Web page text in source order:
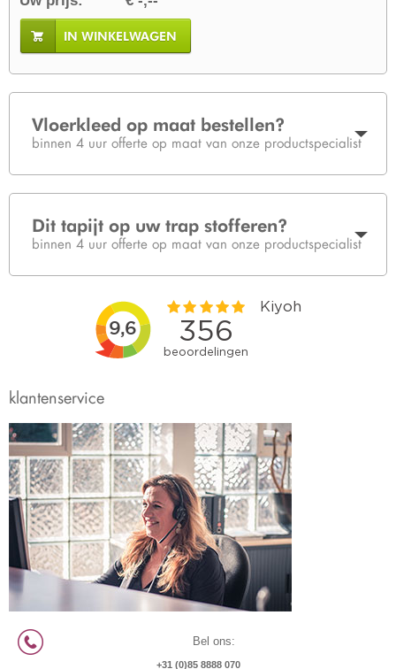
IN WINKELWAGEN
Vloerkleed op maat bestellen?
binnen 4 uur offerte op maat van onze productspecialist
Dit tapijt op uw trap stofferen?
binnen 4 uur offerte op maat van onze productspecialist
klantenservice
Bel ons:
+31 (0)85 8888 070